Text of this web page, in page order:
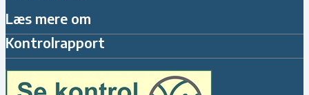
Læs mere om
Kontrolrapport